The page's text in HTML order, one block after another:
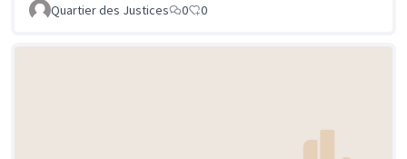
Quartier des Justices 0 0